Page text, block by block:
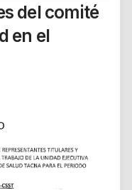
del comité
en el